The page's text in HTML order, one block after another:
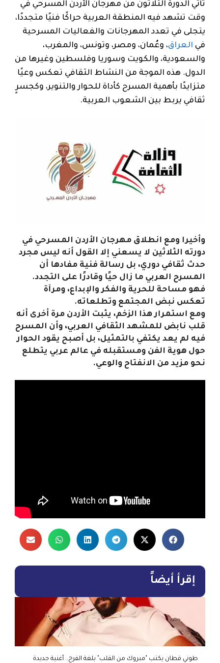
تأتي الدورة الثلاثون من مهرجان الأردن المسرحي في
وقت تشهد فيه المنطقة العربية حراكًا فنيًا متجددًا،
يتجلى في تعدد المهرجانات والفعاليات المسرحية
في العراق، وعُمان، ومصر، وتونس، والمغرب،
والسعودية، والكويت وسوريا وفلسطين وغيرها من
الدول. هذه الموجة من النشاط الثقافي تعكس وعيًا
متزايدًا بأهمية المسرح كأداة للحوار والتنوير، وكجسرٍ
ثقافي يربط بين الشعوب العربية.
وأخيرا ومع انطلاق مهرجان الأردن المسرحي في
دورته الثلاثين لا يسعني إلا القول أنه ليس مجرد
حدث ثقافي دوري، بل رسالة فنية مفادها أن
المسرح العربي ما زال حيًا وقادرًا على التجدد.
فهو مساحة للحرية والفكر والإبداع، ومرآة
تعكس نبض المجتمع وتطلعاته.
ومع استمرار هذا الزخم، يثبت الأردن مرة أخرى أنه
قلب نابض للمشهد الثقافي العربي، وأن المسرح
فيه لم يعد يكتفي بالتمثيل، بل أصبح يقود الحوار
حول هوية الفن ومستقبله في عالم عربي يتطلع
نحو مزيد من الانفتاح والوعي.
إقرأ أيضاً
طوني قطان يكتب "مبروك من القلب" بلغة الفرح.. أغنية جديدة